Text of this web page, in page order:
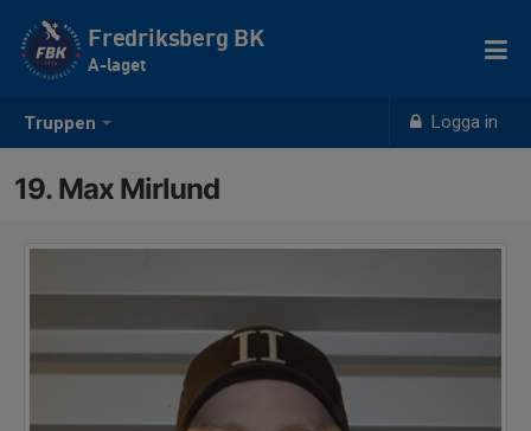
Truppen Logga in
Fredriksberg BK
A-laget
19. Max Mirlund